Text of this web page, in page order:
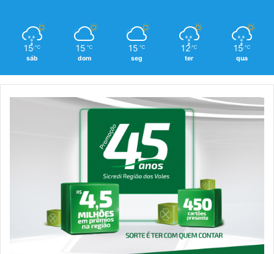
15 ℃
sáb
15 ℃
dom
15 ℃
seg
12 ℃
ter
15 ℃
qua